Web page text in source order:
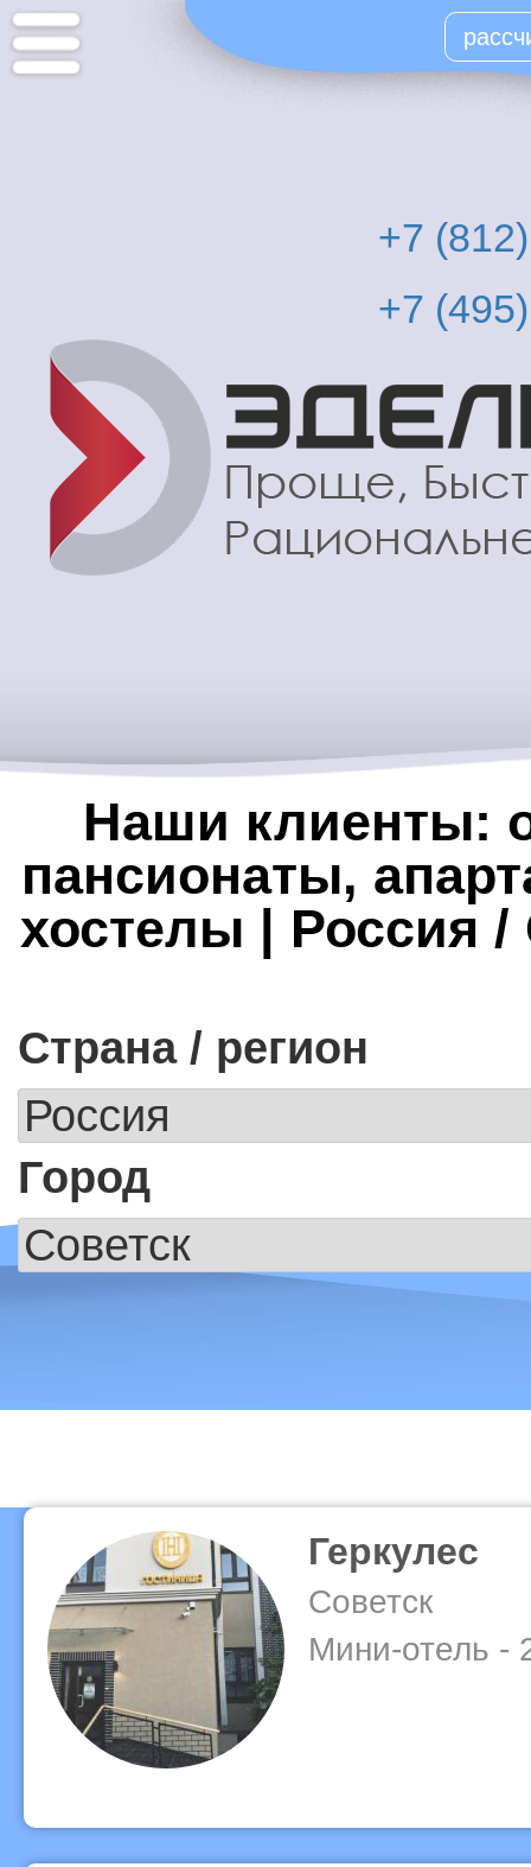
Перейти
+7
+7
Наши клиенты:
пансионаты,
хостелы | Россия /
Страна / регион
Город
Геркулес
Советск
Мини-отель -